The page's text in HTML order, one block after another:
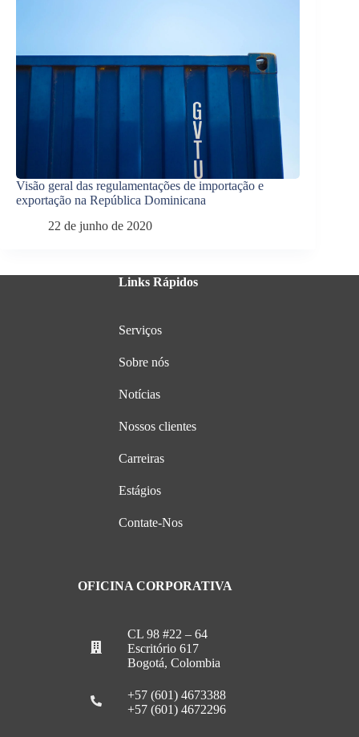
Visão geral das regulamentações de importação e
exportação na República Dominicana
22 de junho de 2020
Links Rápidos
Serviços
Sobre nós
Notícias
Nossos clientes
Carreiras
Estágios
Contate-Nos
OFICINA CORPORATIVA
CL 98 #22 – 64
Escritório 617
Bogotá, Colombia
+57 (601) 4673388
+57 (601) 4672296